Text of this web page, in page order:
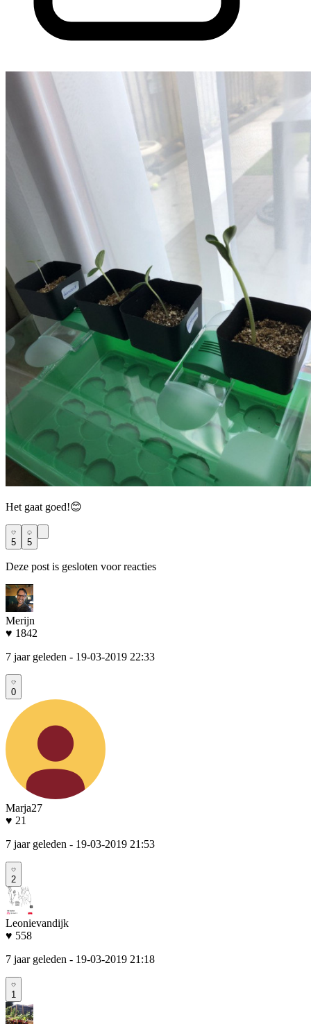
Het gaat goed!😊
5 5
Deze post is gesloten voor reacties
Merijn
♥ 1842
7 jaar geleden - 19-03-2019 22:33
0
Marja27
♥ 21
7 jaar geleden - 19-03-2019 21:53
2
Leonievandijk
♥ 558
7 jaar geleden - 19-03-2019 21:18
1